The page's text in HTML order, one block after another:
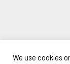
We use cookies